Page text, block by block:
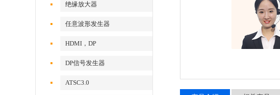
绝缘放大器
任意波形发生器
HDMI，DP
DP信号发生器
ATSC3.0